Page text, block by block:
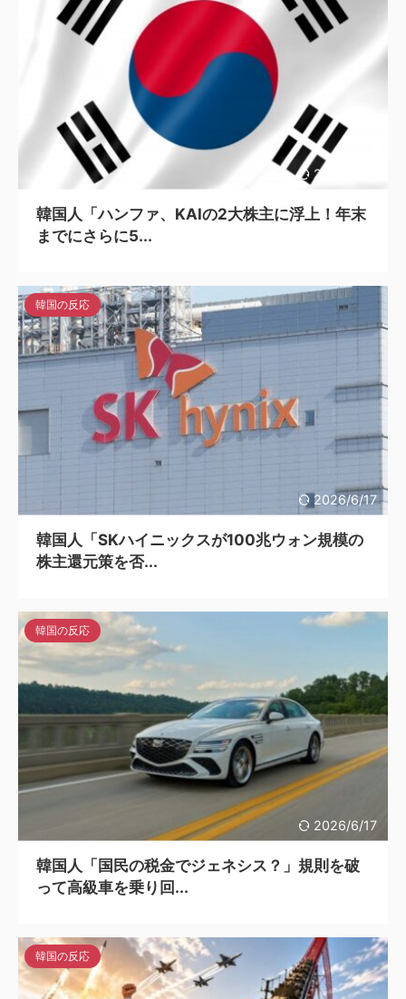
2026/6/17
韓国人「ハンファ、KAIの2大株主に浮上！年末
までにさらに5...
2026/6/17
韓国の反応
韓国人「SKハイニックスが100兆ウォン規模の
株主還元策を否...
2026/6/17
韓国の反応
韓国人「国民の税金でジェネシス？」規則を破
って高級車を乗り回...
韓国の反応